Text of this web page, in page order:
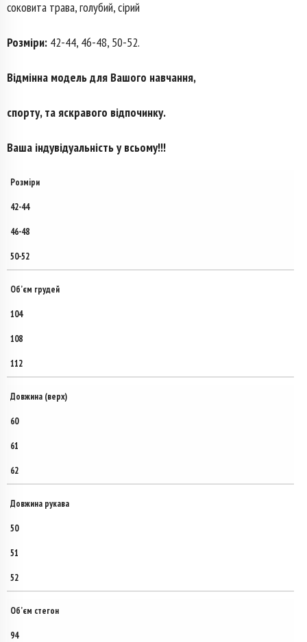
соковита трава, голубий, сірий
Розміри: 42-44, 46-48, 50-52.
Відмінна модель для Вашого навчання,
спорту, та яскравого відпочинку.
Ваша індувідуальність у всьому!!!
Розміри
42-44
46-48
50-52
Об’єм грудей
104
108
112
Довжина (верх)
60
61
62
Довжина рукава
50
51
52
Об’єм стегон
94